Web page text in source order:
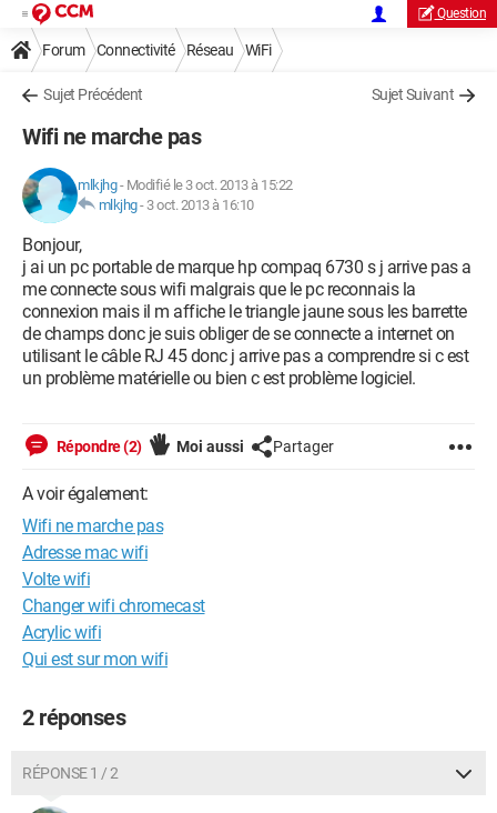
Question
Forum Connectivité Réseau WiFi
Sujet Précédent Sujet Suivant
Wifi ne marche pas
mlkjhg- Modifié le 3 oct. 2013 à 15:22
mlkjhg- 3 oct. 2013 à 16:10
Bonjour,
j ai un pc portable de marque hp compaq 6730 s j arrive pas a
me connecte sous wifi malgrais que le pc reconnais la
connexion mais il m affiche le triangle jaune sous les barrette
de champs donc je suis obliger de se connecte a internet on
utilisant le câble RJ 45 donc j arrive pas a comprendre si c est
un problème matérielle ou bien c est problème logiciel.
Répondre (2) Moi aussi Partager
A voir également:
Wifi ne marche pas
Adresse mac wifi
Volte wifi
Changer wifi chromecast
Acrylic wifi
Qui est sur mon wifi
2 réponses
RÉPONSE 1 / 2